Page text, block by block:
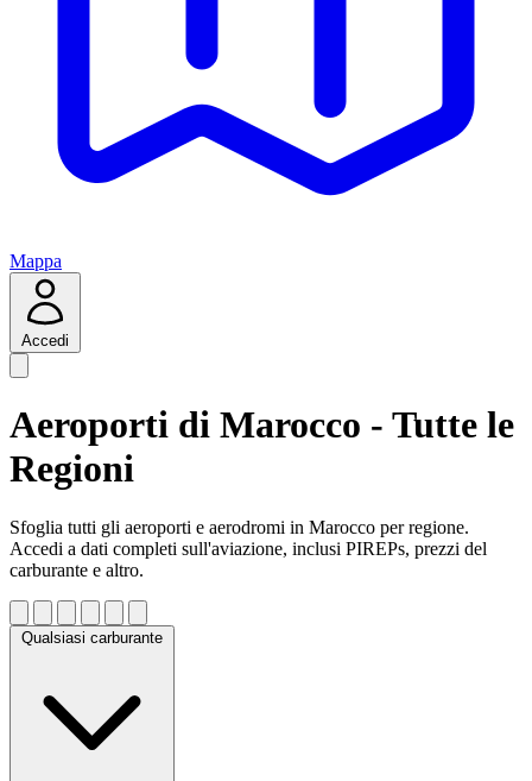
Mappa
Accedi
Aeroporti di Marocco - Tutte le
Regioni
Sfoglia tutti gli aeroporti e aerodromi in Marocco per regione.
Accedi a dati completi sull'aviazione, inclusi PIREPs, prezzi del
carburante e altro.
Qualsiasi carburante